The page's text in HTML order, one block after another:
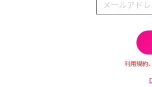
利用規約